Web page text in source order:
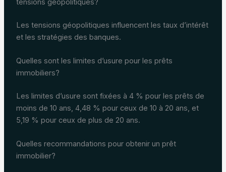
tensions géopolitiques?
Les tensions géopolitiques influencent les taux d’intérêt
et les stratégies des banques.
Quelles sont les limites d’usure pour les prêts
immobiliers?
Les limites d’usure sont fixées à 4 % pour les prêts de
moins de 10 ans, 4,48 % pour ceux de 10 à 20 ans, et
5,19 % pour ceux de plus de 20 ans.
Quelles recommandations pour obtenir un prêt
immobilier?